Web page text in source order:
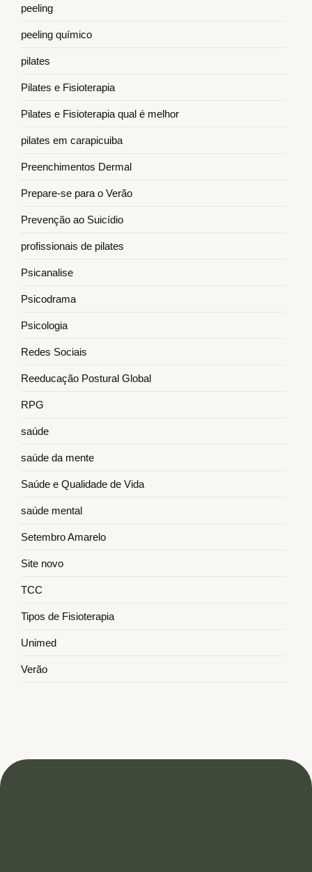
peeling
peeling químico
pilates
Pilates e Fisioterapia
Pilates e Fisioterapia qual é melhor
pilates em carapicuiba
Preenchimentos Dermal
Prepare-se para o Verão
Prevenção ao Suicídio
profissionais de pilates
Psicanalise
Psicodrama
Psicologia
Redes Sociais
Reeducação Postural Global
RPG
saúde
saúde da mente
Saúde e Qualidade de Vida
saúde mental
Setembro Amarelo
Site novo
TCC
Tipos de Fisioterapia
Unimed
Verão